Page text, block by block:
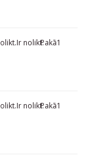
Ir nolikt.Pakā1
Ir nolikt.Pakā1